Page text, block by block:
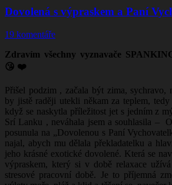
Dovolená s výpraskem a Paní
19 komentáře
Zdravím všechny vyznavače
😘 ❤️
Přišel podzim , začala být zima, sychravo,
by jistě raději utekli někam za teplem,
když se naskytla příležitost jet s jedním z
Srí Lanku , neváhala jsem a souhlasila –
posunula na „Dovolenou s Paní
najal, abych mu dělala překladatelku a
jeho krásné exotické dovolené. Která se
výpraskem, který si v době relaxace
stresové pracovní době. Je to příjemná